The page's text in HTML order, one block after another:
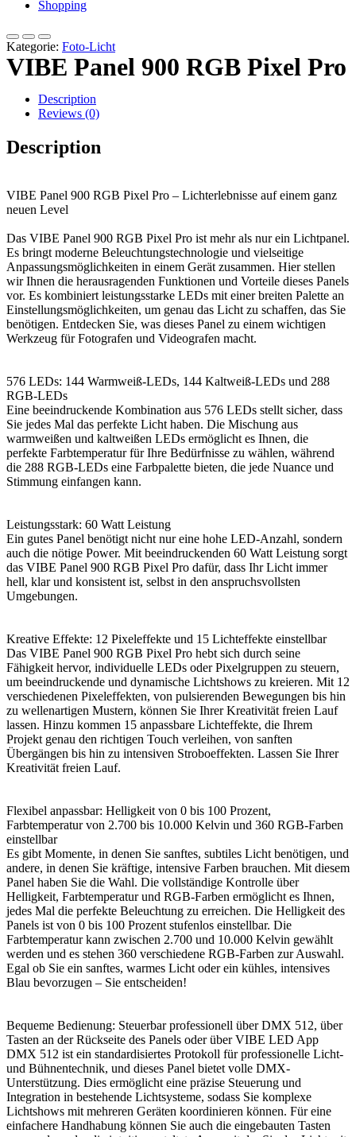
Shopping
Kategorie: Foto-Licht
VIBE Panel 900 RGB Pixel Pro
Description
Reviews (0)
Description
VIBE Panel 900 RGB Pixel Pro – Lichterlebnisse auf einem ganz
neuen Level
Das VIBE Panel 900 RGB Pixel Pro ist mehr als nur ein Lichtpanel.
Es bringt moderne Beleuchtungstechnologie und vielseitige
Anpassungsmöglichkeiten in einem Gerät zusammen. Hier stellen
wir Ihnen die herausragenden Funktionen und Vorteile dieses Panels
vor. Es kombiniert leistungsstarke LEDs mit einer breiten Palette an
Einstellungsmöglichkeiten, um genau das Licht zu schaffen, das Sie
benötigen. Entdecken Sie, was dieses Panel zu einem wichtigen
Werkzeug für Fotografen und Videografen macht.
576 LEDs: 144 Warmweiß-LEDs, 144 Kaltweiß-LEDs und 288
RGB-LEDs
Eine beeindruckende Kombination aus 576 LEDs stellt sicher, dass
Sie jedes Mal das perfekte Licht haben. Die Mischung aus
warmweißen und kaltweißen LEDs ermöglicht es Ihnen, die
perfekte Farbtemperatur für Ihre Bedürfnisse zu wählen, während
die 288 RGB-LEDs eine Farbpalette bieten, die jede Nuance und
Stimmung einfangen kann.
Leistungsstark: 60 Watt Leistung
Ein gutes Panel benötigt nicht nur eine hohe LED-Anzahl, sondern
auch die nötige Power. Mit beeindruckenden 60 Watt Leistung sorgt
das VIBE Panel 900 RGB Pixel Pro dafür, dass Ihr Licht immer
hell, klar und konsistent ist, selbst in den anspruchsvollsten
Umgebungen.
Kreative Effekte: 12 Pixeleffekte und 15 Lichteffekte einstellbar
Das VIBE Panel 900 RGB Pixel Pro hebt sich durch seine
Fähigkeit hervor, individuelle LEDs oder Pixelgruppen zu steuern,
um beeindruckende und dynamische Lichtshows zu kreieren. Mit 12
verschiedenen Pixeleffekten, von pulsierenden Bewegungen bis hin
zu wellenartigen Mustern, können Sie Ihrer Kreativität freien Lauf
lassen. Hinzu kommen 15 anpassbare Lichteffekte, die Ihrem
Projekt genau den richtigen Touch verleihen, von sanften
Übergängen bis hin zu intensiven Stroboeffekten. Lassen Sie Ihrer
Kreativität freien Lauf.
Flexibel anpassbar: Helligkeit von 0 bis 100 Prozent,
Farbtemperatur von 2.700 bis 10.000 Kelvin und 360 RGB-Farben
einstellbar
Es gibt Momente, in denen Sie sanftes, subtiles Licht benötigen, und
andere, in denen Sie kräftige, intensive Farben brauchen. Mit diesem
Panel haben Sie die Wahl. Die vollständige Kontrolle über
Helligkeit, Farbtemperatur und RGB-Farben ermöglicht es Ihnen,
jedes Mal die perfekte Beleuchtung zu erreichen. Die Helligkeit des
Panels ist von 0 bis 100 Prozent stufenlos einstellbar. Die
Farbtemperatur kann zwischen 2.700 und 10.000 Kelvin gewählt
werden und es stehen 360 verschiedene RGB-Farben zur Auswahl.
Egal ob Sie ein sanftes, warmes Licht oder ein kühles, intensives
Blau bevorzugen – Sie entscheiden!
Bequeme Bedienung: Steuerbar professionell über DMX 512, über
Tasten an der Rückseite des Panels oder über VIBE LED App
DMX 512 ist ein standardisiertes Protokoll für professionelle Licht-
und Bühnentechnik, und dieses Panel bietet volle DMX-
Unterstützung. Dies ermöglicht eine präzise Steuerung und
Integration in bestehende Lichtsysteme, sodass Sie komplexe
Lichtshows mit mehreren Geräten koordinieren können. Für eine
einfachere Handhabung können Sie auch die eingebauten Tasten